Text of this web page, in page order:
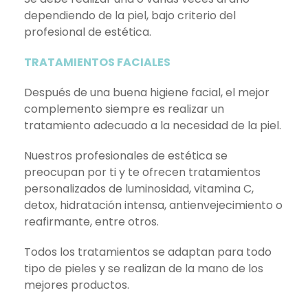
dependiendo de la piel, bajo criterio del
profesional de estética.
TRATAMIENTOS FACIALES
Después de una buena higiene facial, el mejor
complemento siempre es realizar un
tratamiento adecuado a la necesidad de la piel.
Nuestros profesionales de estética se
preocupan por ti y te ofrecen tratamientos
personalizados de luminosidad, vitamina C,
detox, hidratación intensa, antienvejecimiento o
reafirmante, entre otros.
Todos los tratamientos se adaptan para todo
tipo de pieles y se realizan de la mano de los
mejores productos.